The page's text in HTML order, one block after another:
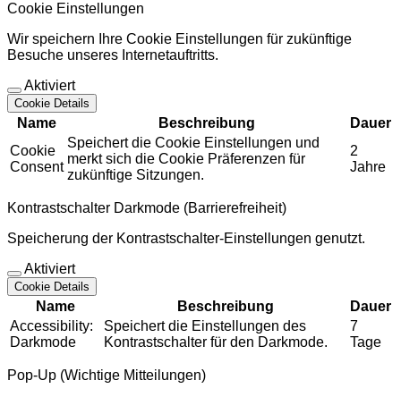
Cookie Einstellungen
Wir speichern Ihre Cookie Einstellungen für zukünftige
Besuche unseres Internetauftritts.
Aktiviert
Cookie Details
Name Beschreibung
Dauer
Cookie
Consent
Speichert die Cookie Einstellungen und
merkt sich die Cookie Präferenzen für
zukünftige Sitzungen.
2
Jahre
Kontrastschalter Darkmode (Barrierefreiheit)
Speicherung der Kontrastschalter-Einstellungen genutzt.
Aktiviert
Cookie Details
Name Beschreibung
Dauer
Accessibility:
Darkmode
Speichert die Einstellungen des
Kontrastschalter für den Darkmode.
7
Tage
Pop-Up (Wichtige Mitteilungen)